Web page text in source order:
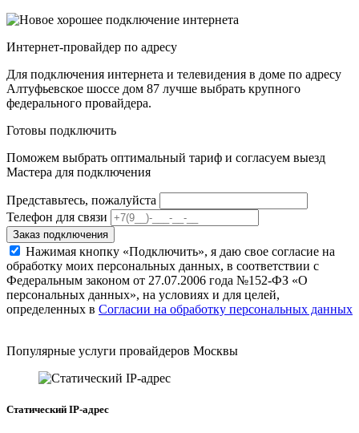
Интернет-провайдер по адресу
Для подключения интернета и телевидения в доме по адресу
Алтуфьевское шоссе дом 87 лучше выбрать крупного
федерального провайдера.
Готовы подключить
Поможем выбрать оптимальный тариф и согласуем выезд
Мастера для подключения
Представьтесь, пожалуйста
Телефон для связи
Заказ подключения
Нажимая кнопку «Подключить», я даю свое согласие на
обработку моих персональных данных, в соответствии с
Федеральным законом от 27.07.2006 года №152-ФЗ «О
персональных данных», на условиях и для целей,
определенных в Согласии на обработку персональных данных
Популярные услуги провайдеров Москвы
Статический IP-адрес